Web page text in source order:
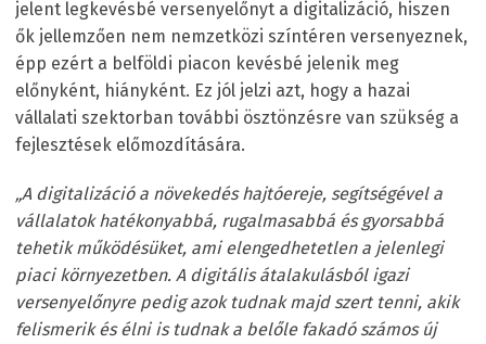
jelent legkevésbé versenyelőnyt a digitalizáció, hiszen
ők jellemzően nem nemzetközi színtéren versenyeznek,
épp ezért a belföldi piacon kevésbé jelenik meg
előnyként, hiányként. Ez jól jelzi azt, hogy a hazai
vállalati szektorban további ösztönzésre van szükség a
fejlesztések előmozdítására.
„A digitalizáció a növekedés hajtóereje, segítségével a
vállalatok hatékonyabbá, rugalmasabbá és gyorsabbá
tehetik működésüket, ami elengedhetetlen a jelenlegi
piaci környezetben. A digitális átalakulásból igazi
versenyelőnyre pedig azok tudnak majd szert tenni, akik
felismerik és élni is tudnak a belőle fakadó számos új